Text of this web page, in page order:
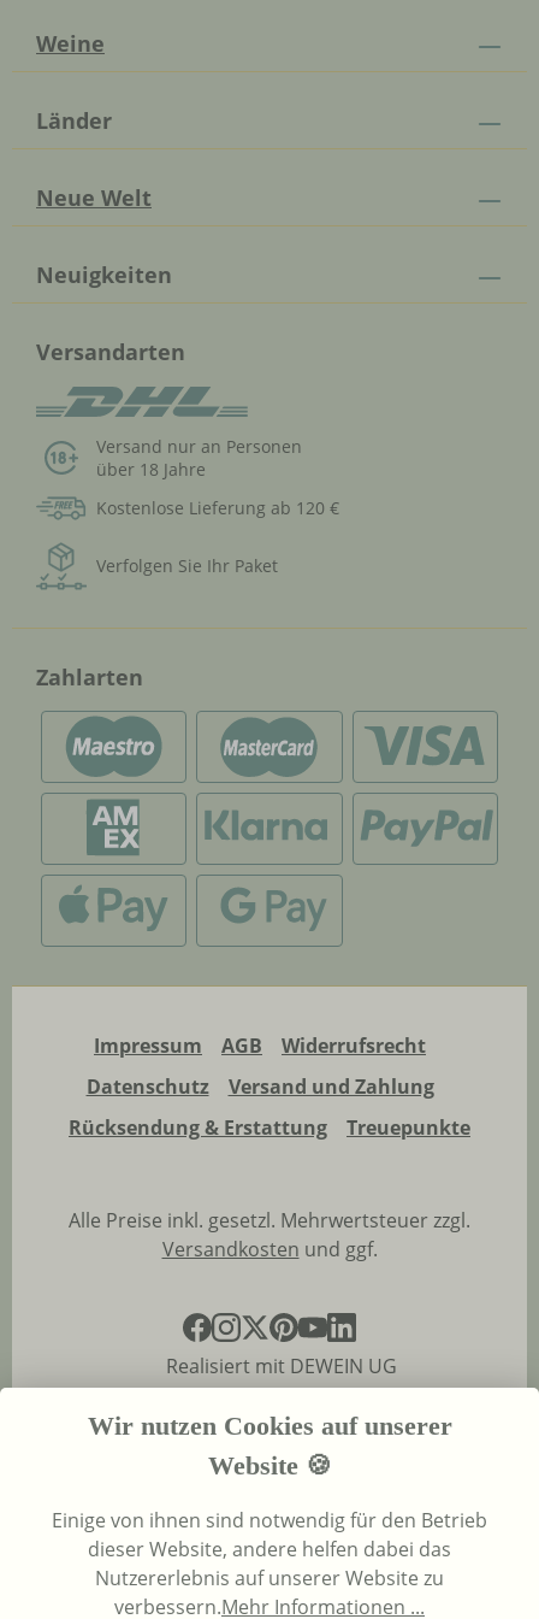
Weine
Länder
Neue Welt
Neuigkeiten
Versandarten
Versand nur an Personen
über 18 Jahre
Kostenlose Lieferung ab 120 €
Verfolgen Sie Ihr Paket
Zahlarten
Impressum AGB
Widerrufsrecht
Datenschutz
Versand und Zahlung
Rücksendung & Erstattung
Treuepunkte
Alle Preise inkl. gesetzl. Mehrwertsteuer zzgl.
Versandkosten und ggf.
Realisiert mit DEWEIN UG
Wir nutzen Cookies auf unserer
Website 🍪
Einige von ihnen sind notwendig für den Betrieb
dieser Website, andere helfen dabei das
Nutzererlebnis auf unserer Website zu
verbessern.Mehr Informationen ...